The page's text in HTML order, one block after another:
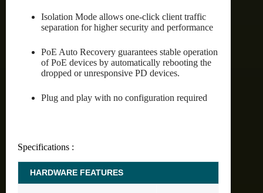
Isolation Mode allows one-click client traffic
separation for higher security and performance
PoE Auto Recovery guarantees stable operation
of PoE devices by automatically rebooting the
dropped or unresponsive PD devices.
Plug and play with no configuration required
Specifications :
HARDWARE FEATURES